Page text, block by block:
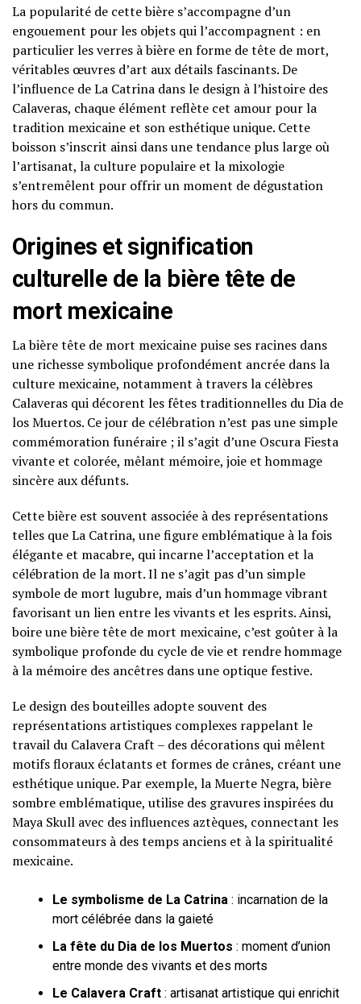
La popularité de cette bière s’accompagne d’un
engouement pour les objets qui l’accompagnent : en
particulier les verres à bière en forme de tête de mort,
véritables œuvres d’art aux détails fascinants. De
l’influence de La Catrina dans le design à l’histoire des
Calaveras, chaque élément reflète cet amour pour la
tradition mexicaine et son esthétique unique. Cette
boisson s’inscrit ainsi dans une tendance plus large où
l’artisanat, la culture populaire et la mixologie
s’entremêlent pour offrir un moment de dégustation
hors du commun.
Origines et signification
culturelle de la bière tête de
mort mexicaine
La bière tête de mort mexicaine puise ses racines dans
une richesse symbolique profondément ancrée dans la
culture mexicaine, notamment à travers la célèbres
Calaveras qui décorent les fêtes traditionnelles du Dia de
los Muertos. Ce jour de célébration n’est pas une simple
commémoration funéraire ; il s’agit d’une Oscura Fiesta
vivante et colorée, mêlant mémoire, joie et hommage
sincère aux défunts.
Cette bière est souvent associée à des représentations
telles que La Catrina, une figure emblématique à la fois
élégante et macabre, qui incarne l’acceptation et la
célébration de la mort. Il ne s’agit pas d’un simple
symbole de mort lugubre, mais d’un hommage vibrant
favorisant un lien entre les vivants et les esprits. Ainsi,
boire une bière tête de mort mexicaine, c’est goûter à la
symbolique profonde du cycle de vie et rendre hommage
à la mémoire des ancêtres dans une optique festive.
Le design des bouteilles adopte souvent des
représentations artistiques complexes rappelant le
travail du Calavera Craft – des décorations qui mêlent
motifs floraux éclatants et formes de crânes, créant une
esthétique unique. Par exemple, la Muerte Negra, bière
sombre emblématique, utilise des gravures inspirées du
Maya Skull avec des influences aztèques, connectant les
consommateurs à des temps anciens et à la spiritualité
mexicaine.
Le symbolisme de La Catrina : incarnation de la
mort célébrée dans la gaieté
La fête du Dia de los Muertos : moment d’union
entre monde des vivants et des morts
Le Calavera Craft : artisanat artistique qui enrichit